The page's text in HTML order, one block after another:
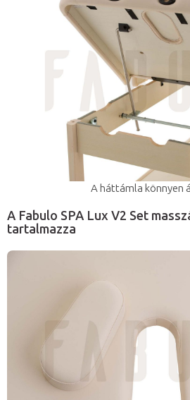
A háttámla könnyen
A Fabulo SPA Lux V2 Set
tartalmazza